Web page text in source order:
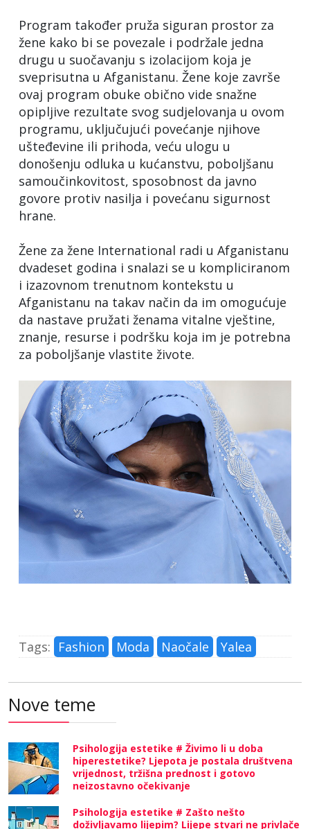
Program također pruža siguran prostor za
žene kako bi se povezale i podržale jedna
drugu u suočavanju s izolacijom koja je
sveprisutna u Afganistanu. Žene koje završe
ovaj program obuke obično vide snažne
opipljive rezultate svog sudjelovanja u ovom
programu, uključujući povećanje njihove
ušteđevine ili prihoda, veću ulogu u
donošenju odluka u kućanstvu, poboljšanu
samoučinkovitost, sposobnost da javno
govore protiv nasilja i povećanu sigurnost
hrane.
Žene za žene International radi u Afganistanu
dvadeset godina i snalazi se u kompliciranom
i izazovnom trenutnom kontekstu u
Afganistanu na takav način da im omogućuje
da nastave pružati ženama vitalne vještine,
znanje, resurse i podršku koja im je potrebna
za poboljšanje vlastite živote.
Tags: Fashion Moda Naočale Yalea
Nove teme
Psihologija estetike # Živimo li u doba
hiperestetike? Ljepota je postala društvena
vrijednost, tržišna prednost i gotovo
neizostavno očekivanje
Psihologija estetike # Zašto nešto
doživljavamo lijepim? Lijepe stvari ne privlače